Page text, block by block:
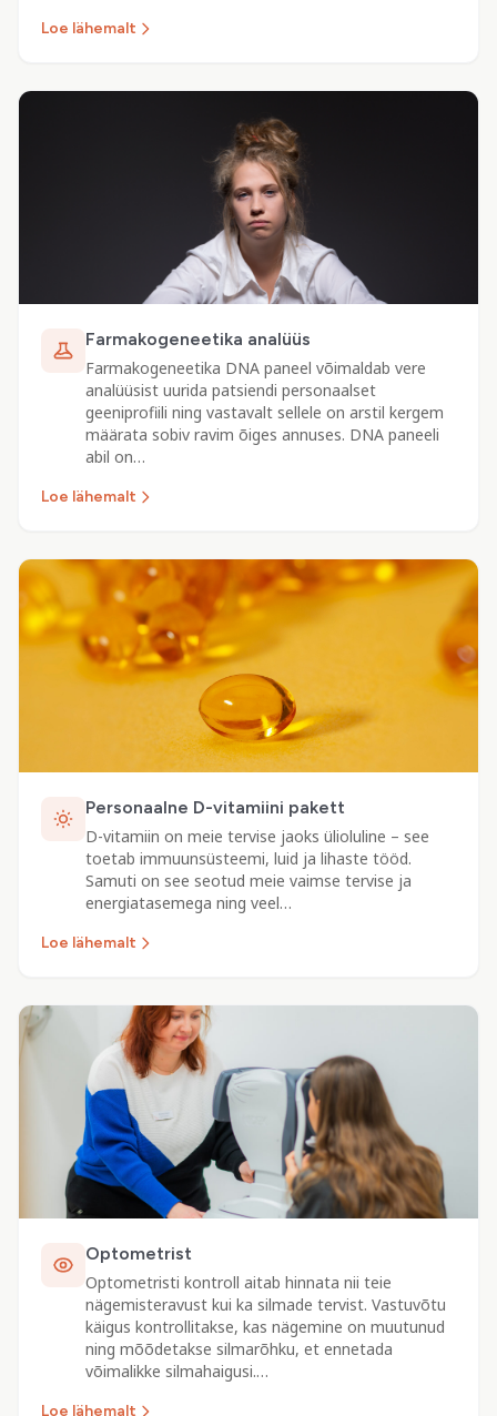
Loe lähemalt
Farmakogeneetika analüüs
Farmakogeneetika DNA paneel võimaldab vere
analüüsist uurida patsiendi personaalset
geeniprofiili ning vastavalt sellele on arstil kergem
määrata sobiv ravim õiges annuses. DNA paneeli
abil on…
Loe lähemalt
Personaalne D-vitamiini pakett
D-vitamiin on meie tervise jaoks ülioluline – see
toetab immuunsüsteemi, luid ja lihaste tööd.
Samuti on see seotud meie vaimse tervise ja
energiatasemega ning veel…
Loe lähemalt
Optometrist
Optometristi kontroll aitab hinnata nii teie
nägemisteravust kui ka silmade tervist. Vastuvõtu
käigus kontrollitakse, kas nägemine on muutunud
ning mõõdetakse silmarõhku, et ennetada
võimalikke silmahaigusi.…
Loe lähemalt